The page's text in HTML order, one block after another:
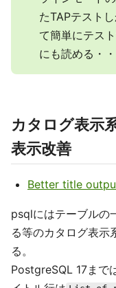
たTAPテスト
て簡単にテス
にも読める・・
カタログ表示
表示改善
Better title
psqlにはテーブルの
る等のカタログ表示
る。
PostgreSQL 17まで